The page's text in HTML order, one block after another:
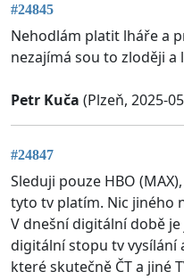
#24845
Nehodlám platit lháře a
nezajímá sou to zloději
Petr Kuča (Plzeň, 2025-
#24847
Sleduji pouze HBO
tyto tv platím. Nic jiného
V dnešní digitální době
digitální stopu tv vysílání
které skutečně ČT a jiné